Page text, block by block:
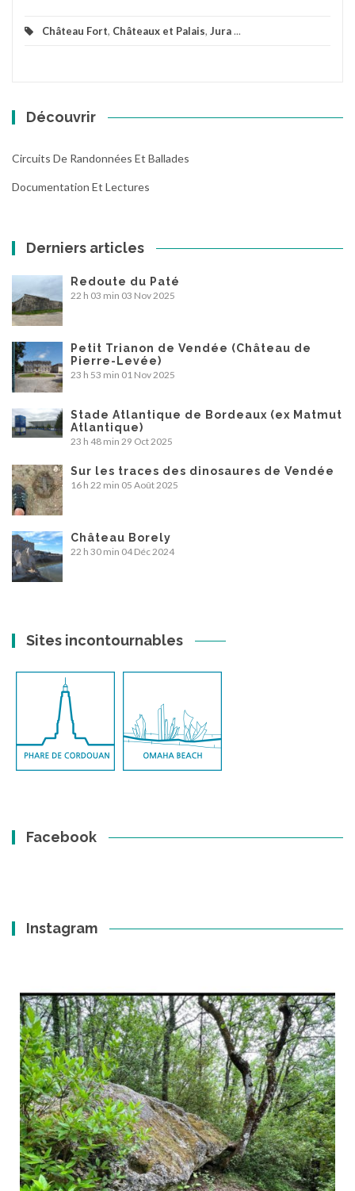
Château Fort, Châteaux et Palais, Jura...
Découvrir
Circuits De Randonnées Et Ballades
Documentation Et Lectures
Derniers articles
Redoute du Paté
22 h 03 min 03 Nov 2025
Petit Trianon de Vendée (Château de
Pierre-Levée)
23 h 53 min 01 Nov 2025
Stade Atlantique de Bordeaux (ex Matmut
Atlantique)
23 h 48 min 29 Oct 2025
Sur les traces des dinosaures de Vendée
16 h 22 min 05 Août 2025
Château Borely
22 h 30 min 04 Déc 2024
Sites incontournables
Facebook
Instagram